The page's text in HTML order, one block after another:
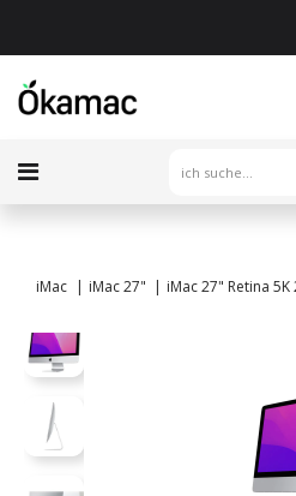
iMac iMac 27" iMac 27" Retina 5K